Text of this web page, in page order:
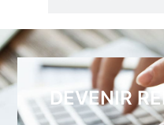
DEVENIR